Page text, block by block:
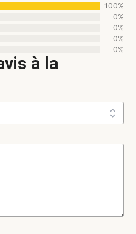
100%
0%
0%
0%
0%
à la